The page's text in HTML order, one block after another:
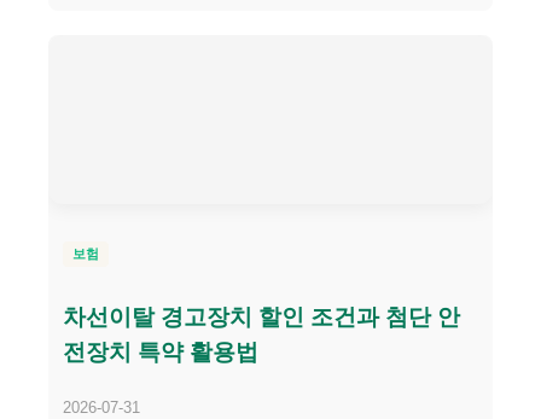
보험
차선이탈 경고장치 할인 조건과 첨단 안
전장치 특약 활용법
2026-07-31